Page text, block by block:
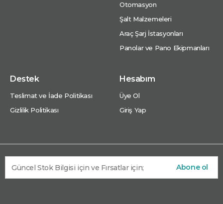
Otomasyon
Şalt Malzemeleri
Araç Şarj İstasyonları
Panolar ve Pano Ekipmanları
Destek
Teslimat ve İade Politikası
Gizlilik Politikası
Hesabım
Üye Ol
Giriş Yap
Abone ol